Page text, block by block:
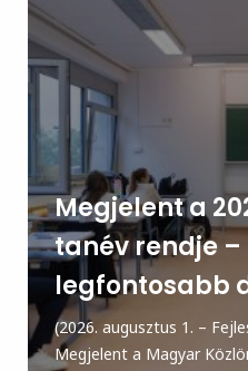
Megjelent a
tanév rendje
legfontosabb
(2026. augusztus 1. –
Megjelent a Magyar